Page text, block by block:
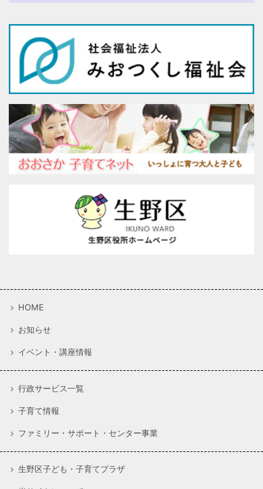
HOME
お知らせ
イベント・講座情報
行政サービス一覧
子育て情報
ファミリー・サポート・センター事業
生野区子ども・子育てプラザ